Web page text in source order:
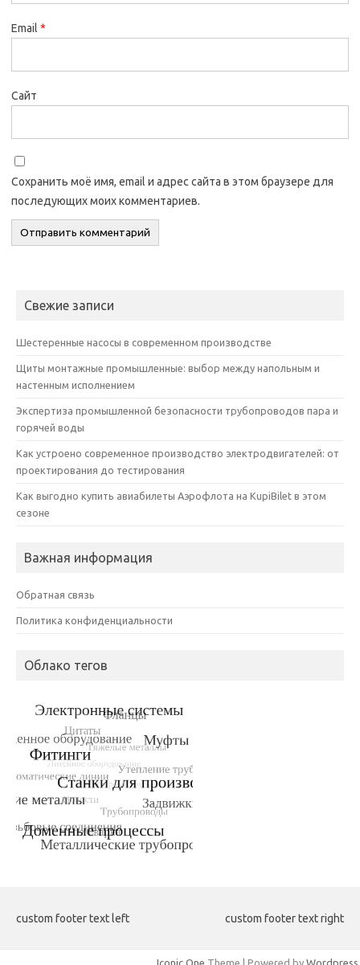
Email *
Сайт
Сохранить моё имя, email и адрес сайта в этом браузере для
последующих моих комментариев.
Свежие записи
Шестеренные насосы в современном производстве
Щиты монтажные промышленные: выбор между напольным и
настенным исполнением
Экспертиза промышленной безопасности трубопроводов пара и
горячей воды
Как устроено современное производство электродвигателей: от
проектирования до тестирования
Как выгодно купить авиабилеты Аэрофлота на KupiBilet в этом
сезоне
Важная информация
Обратная связь
Политика конфиденциальности
Облако тегов
custom footer text left custom footer text right
Iconic One Theme | Powered by Wordpress